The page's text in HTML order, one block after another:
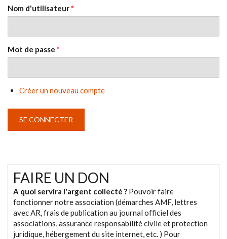
Nom d'utilisateur*
Mot de passe *
Créer un nouveau compte
FAIRE UN DON
A quoi servira l'argent collecté ? Pouvoir faire
fonctionner notre association (démarches AMF, lettres
avec AR, frais de publication au journal officiel des
associations, assurance responsabilité civile et protection
juridique, hébergement du site internet, etc. ) Pour